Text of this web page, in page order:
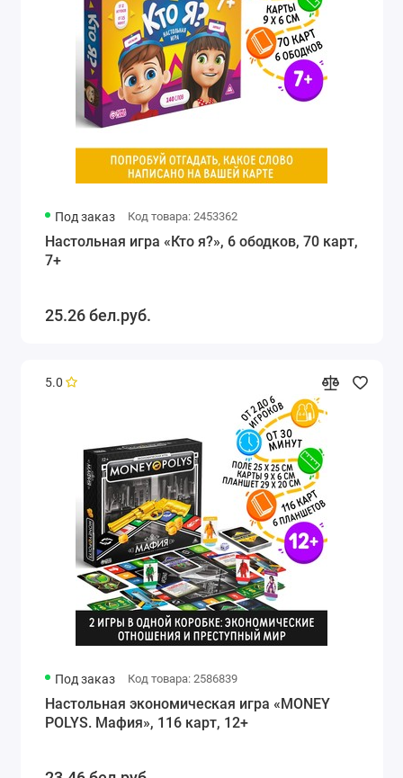
Под заказ Код товара: 2453362
Настольная игра «Кто я?», 6 ободков, 70 карт,
7+
25.26 бел.руб.
5.0
Под заказ Код товара: 2586839
Настольная экономическая игра «MONEY
POLYS. Мафия», 116 карт, 12+